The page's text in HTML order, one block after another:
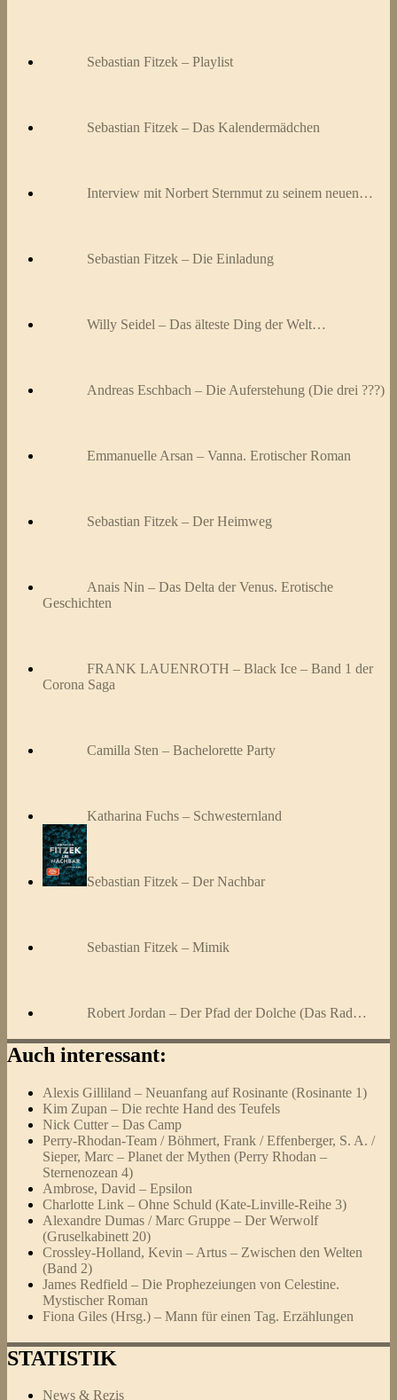
Sebastian Fitzek – Playlist
Sebastian Fitzek – Das Kalendermädchen
Interview mit Norbert Sternmut zu seinem neuen…
Sebastian Fitzek – Die Einladung
Willy Seidel – Das älteste Ding der Welt…
Andreas Eschbach – Die Auferstehung (Die drei ???)
Emmanuelle Arsan – Vanna. Erotischer Roman
Sebastian Fitzek – Der Heimweg
Anais Nin – Das Delta der Venus. Erotische
Geschichten
FRANK LAUENROTH – Black Ice – Band 1 der
Corona Saga
Camilla Sten – Bachelorette Party
Katharina Fuchs – Schwesternland
Sebastian Fitzek – Der Nachbar
Sebastian Fitzek – Mimik
Robert Jordan – Der Pfad der Dolche (Das Rad…
Auch interessant:
Alexis Gilliland – Neuanfang auf Rosinante (Rosinante 1)
Kim Zupan – Die rechte Hand des Teufels
Nick Cutter – Das Camp
Perry-Rhodan-Team / Böhmert, Frank / Effenberger, S. A. /
Sieper, Marc – Planet der Mythen (Perry Rhodan –
Sternenozean 4)
Ambrose, David – Epsilon
Charlotte Link – Ohne Schuld (Kate-Linville-Reihe 3)
Alexandre Dumas / Marc Gruppe – Der Werwolf
(Gruselkabinett 20)
Crossley-Holland, Kevin – Artus – Zwischen den Welten
(Band 2)
James Redfield – Die Prophezeiungen von Celestine.
Mystischer Roman
Fiona Giles (Hrsg.) – Mann für einen Tag. Erzählungen
STATISTIK
News & Rezis